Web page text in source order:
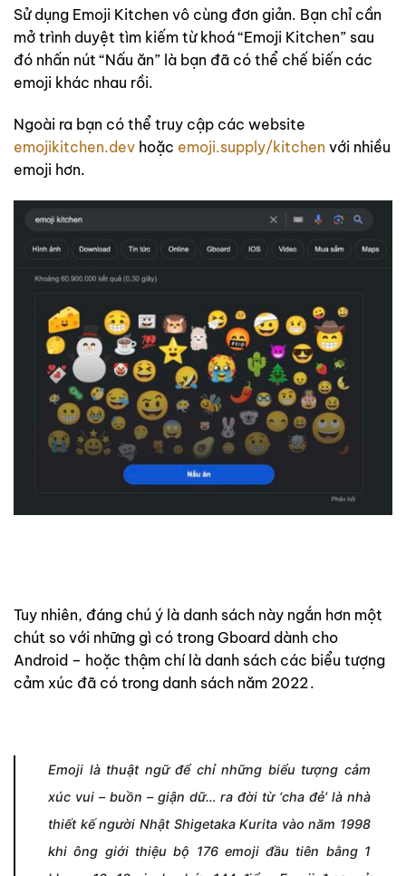
Sử dụng Emoji Kitchen vô cùng đơn giản. Bạn chỉ cần
mở trình duyệt tìm kiếm từ khoá “Emoji Kitchen” sau
đó nhấn nút “Nấu ăn” là bạn đã có thể chế biến các
emoji khác nhau rồi.
Ngoài ra bạn có thể truy cập các website
emojikitchen.dev hoặc emoji.supply/kitchen với nhiều
emoji hơn.
Tuy nhiên, đáng chú ý là danh sách này ngắn hơn một
chút so với những gì có trong Gboard dành cho
Android – hoặc thậm chí là danh sách các biểu tượng
cảm xúc đã có trong danh sách năm 2022.
Emoji là thuật ngữ để chỉ những biểu tượng cảm
xúc vui – buồn – giận dữ… ra đời từ ‘cha đẻ’ là nhà
thiết kế người Nhật Shigetaka Kurita vào năm 1998
khi ông giới thiệu bộ 176 emoji đầu tiên bằng 1